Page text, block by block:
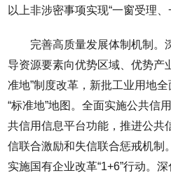
以上非涉密事项实现“一窗受理、
完善高质量发展体制机制。
导资源要素向优势区域、优势产
准地”制度改革，新批工业用地全
“标准地”地图。全面实施公共信
共信用信息平台功能，推进公共
信联合激励和失信联合惩戒机制
实施国有企业改革“1+6”行动。